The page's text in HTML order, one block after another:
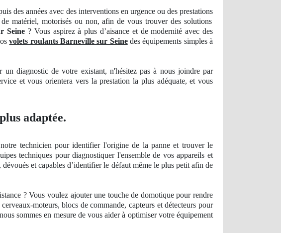
des années avec des interventions en urgence ou des prestations
matériel, motorisés ou non, afin de vous trouver des solutions
Seine ? Vous aspirez à plus d’aisance et de modernité avec des
volets roulants Barneville sur Seinedes équipements simples à
un diagnostic de votre existant, n'hésitez pas à nous joindre par
et vous orientera vers la prestation la plus adéquate, et vous
adaptée.
technicien pour identifier l'origine de la panne et trouver le
techniques pour diagnostiquer l'ensemble de vos appareils et
et capables d’identifier le défaut même le plus petit afin de
? Vous voulez ajouter une touche de domotique pour rendre
moteurs, blocs de commande, capteurs et détecteurs pour
sommes en mesure de vous aider à optimiser votre équipement